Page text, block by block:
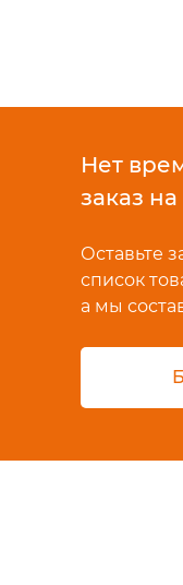
Нет
заказ на
Оставьте
список
а мы